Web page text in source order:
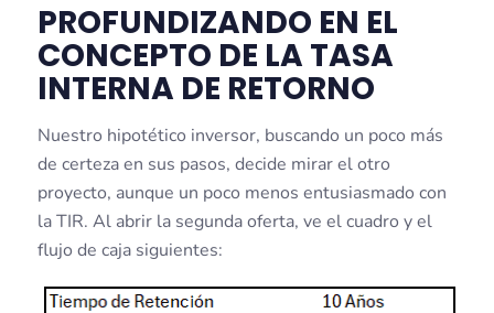
PROFUNDIZANDO EN EL
CONCEPTO DE LA TASA
INTERNA DE RETORNO
Nuestro hipotético inversor, buscando un poco más
de certeza en sus pasos, decide mirar el otro
proyecto, aunque un poco menos entusiasmado con
la TIR. Al abrir la segunda oferta, ve el cuadro y el
flujo de caja siguientes: